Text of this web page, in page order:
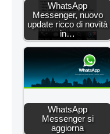
WhatsApp
Messenger, nuovo
update ricco di novità
in…
WhatsApp
Messenger si
aggiorna